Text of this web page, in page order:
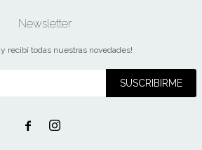
Newsletter
y recibí todas nuestras novedades!
SUSCRIBIRME
 